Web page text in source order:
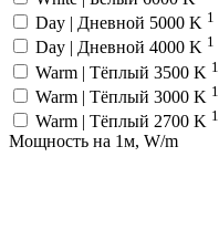
Day | Дневной 5000 K 1
Day | Дневной 4000 K 1
Warm | Тёплый 3500 K 1
Warm | Тёплый 3000 K 1
Warm | Тёплый 2700 K 1
Мощность на 1м, W/m